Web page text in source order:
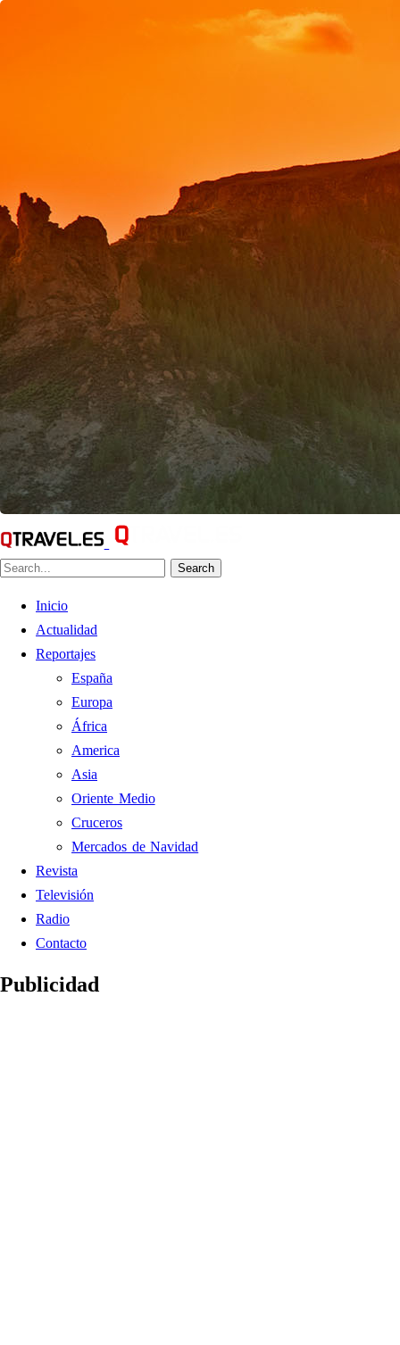
Search
Inicio
Actualidad
Reportajes
España
Europa
África
America
Asia
Oriente Medio
Cruceros
Mercados de Navidad
Revista
Televisión
Radio
Contacto
Publicidad